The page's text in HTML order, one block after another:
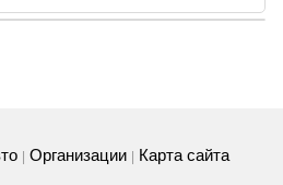
Организации Карта сайта